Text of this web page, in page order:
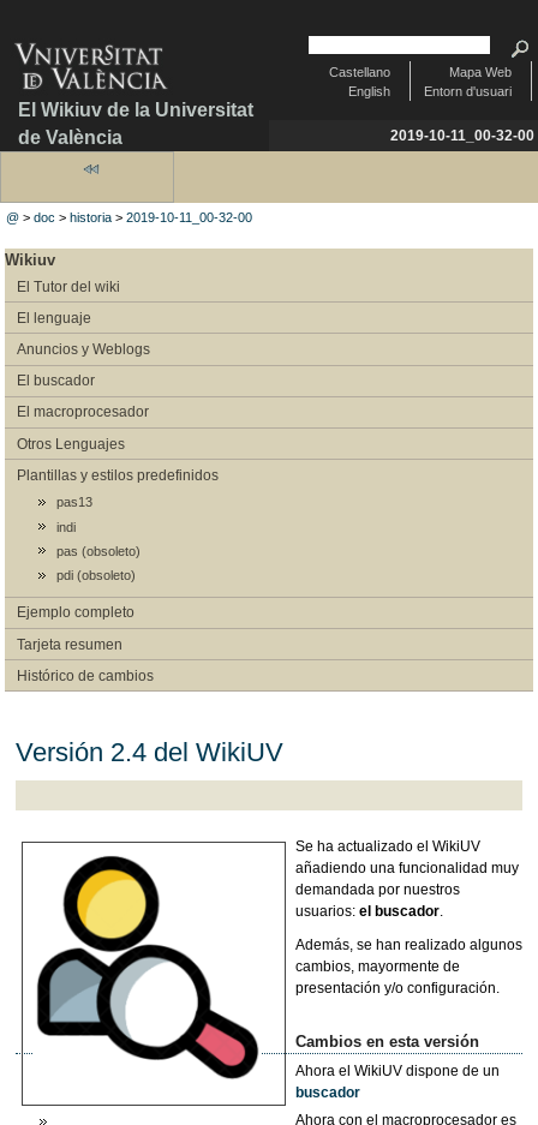
El Wikiuv de la Universitat
de València
Mapa Web
Entorn d'usuari
Castellano
English
2019-10-11_00-32-00
@ >doc >historia >2019-10-11_00-32-00
Wikiuv
El Tutor del wiki
El lenguaje
Anuncios y Weblogs
El buscador
El macroprocesador
Otros Lenguajes
Plantillas y estilos predefinidos
pas13
indi
pas (obsoleto)
pdi (obsoleto)
Ejemplo completo
Tarjeta resumen
Histórico de cambios
Versión 2.4 del WikiUV
Se ha actualizado el WikiUV
añadiendo una funcionalidad muy
demandada por nuestros
usuarios: el buscador.
Además, se han realizado algunos
cambios, mayormente de
presentación y/o configuración.
Cambios en esta versión
Ahora el WikiUV dispone de un
buscador
Ahora con el macroprocesador es